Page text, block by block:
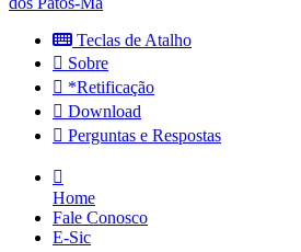
Teclas de Atalho
Sobre
*Retificação
Download
Perguntas e Respostas
Home
Fale Conosco
E-Sic